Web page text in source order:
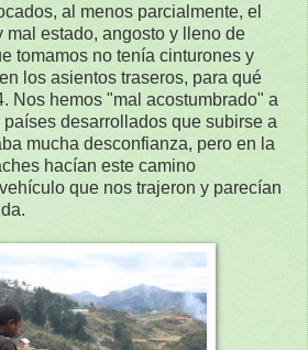
al menos parcialmente, el
mal estado, angosto y lleno de
tomamos no tenía cinturones y
los asientos traseros, para qué
Nos hemos "mal acostumbrado" a
desarrollados que subirse a
mucha desconfianza, pero en la
hacían este camino
que nos trajeron y parecían